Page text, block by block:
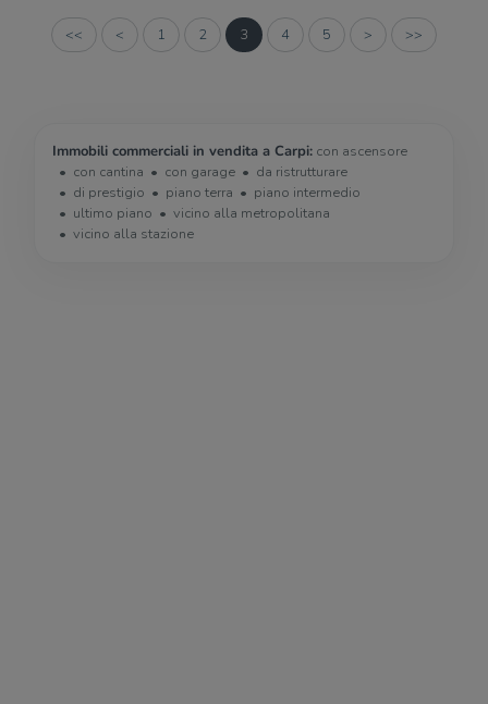
<< < 1 2 3 4 5 > >>
Immobili commerciali in vendita a Carpi: con ascensore
con cantina
con garage
da ristrutturare
di prestigio
piano terra
piano intermedio
ultimo piano
vicino alla metropolitana
vicino alla stazione